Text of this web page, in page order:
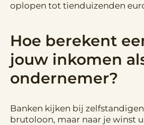
oplopen tot tienduizenden
Hoe berekent
jouw inkomen
ondernemer?
Banken kijken bij
brutoloon, maar naar je winst